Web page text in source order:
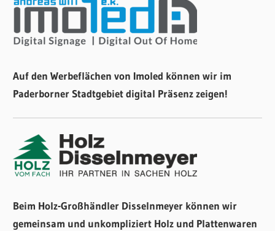
Auf den Werbeflächen von Imoled können wir im
Paderborner Stadtgebiet digital Präsenz zeigen!
Beim Holz-Großhändler Disselnmeyer können wir
gemeinsam und unkompliziert Holz und Plattenwaren